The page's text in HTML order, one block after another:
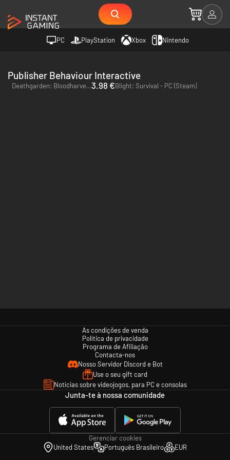
PC PlayStation Xbox Nintendo
Publisher Behaviour Interactive
Deathgarden: Bloodharvest - PC (Steam)3.98 €Blight: Survival - PC (Steam)
As condições de venda
Política de privacidade
Programa de Afiliação
Contacta-nos
Nosso Servidor Discord e Bot
Use o seu gift card
Notícias sobre videojogos, para PC e consolas
Junta-te à nossa comunidade
Gerenciar cookies
United States
Português Brasileiro EUR